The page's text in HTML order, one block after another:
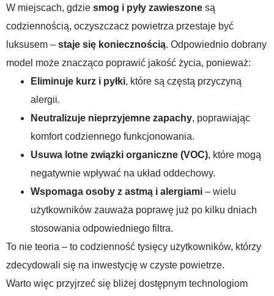
W miejscach, gdzie smog i pyły zawieszone są
codziennością, oczyszczacz powietrza przestaje być
luksusem – staje się koniecznością. Odpowiednio dobrany
model może znacząco poprawić jakość życia, ponieważ:
Eliminuje kurz i pyłki, które są częstą przyczyną
alergii.
Neutralizuje nieprzyjemne zapachy, poprawiając
komfort codziennego funkcjonowania.
Usuwa lotne związki organiczne (VOC), które mogą
negatywnie wpływać na układ oddechowy.
Wspomaga osoby z astmą i alergiami – wielu
użytkowników zauważa poprawę już po kilku dniach
stosowania odpowiedniego filtra.
To nie teoria – to codzienność tysięcy użytkowników, którzy
zdecydowali się na inwestycję w czyste powietrze.
Warto więc przyjrzeć się bliżej dostępnym technologiom